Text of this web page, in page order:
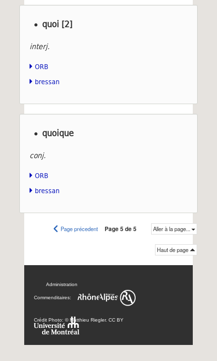
quoi [2]
interj.
ORB
bressan
quoique
conj.
ORB
bressan
Page précedent Page 5 de 5 Aller à la page...
Haut de page
Administration
Commenditaires:
Crédit Photo: © Matthieu Riegler. CC BY